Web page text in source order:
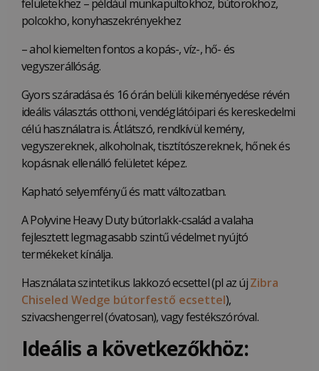
felületekhez – például munkapultokhoz, bútorokhoz,
polcokho, konyhaszekrényekhez
– ahol kiemelten fontos a kopás-, víz-, hő- és
vegyszerállóság.
Gyors száradása és 16 órán belüli kikeményedése révén
ideális választás otthoni, vendéglátóipari és kereskedelmi
célú használatra is. Átlátszó, rendkívül kemény,
vegyszereknek, alkoholnak, tisztítószereknek, hőnek és
kopásnak ellenálló felületet képez.
Kapható selyemfényű és matt változatban.
A Polyvine Heavy Duty bútorlakk-család a valaha
fejlesztett legmagasabb szintű védelmet nyújtó
termékeket kínálja.
Használata szintetikus lakkozó ecsettel (pl az újZibra
Chiseled Wedge bútorfestő ecsettel),
szivacshengerrel (óvatosan), vagy festékszóróval.
Ideális a következőkhöz: